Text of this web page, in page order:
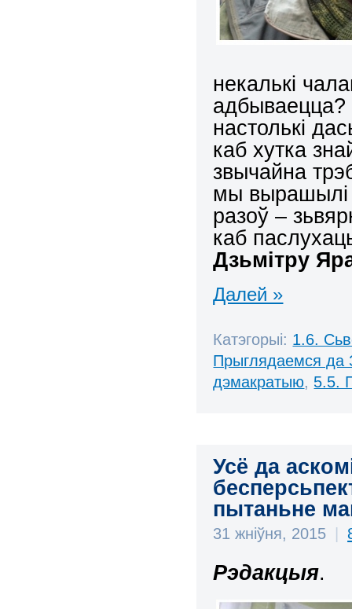
некалькі
адбываецца?
настолькі
каб хутка
звычайна
мы вырашылі
разоў –
каб
Дзьмітру
Далей »
Катэгорыі: 1.6.
Прыглядаемся да
дэмакратыю, 5.5.
Усё да
пытаньне
31 жніўня, 2015 |
Рэдакцыя.